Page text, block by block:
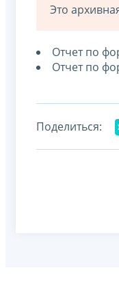
Это
Отчет по
Отчет по
Поделиться: